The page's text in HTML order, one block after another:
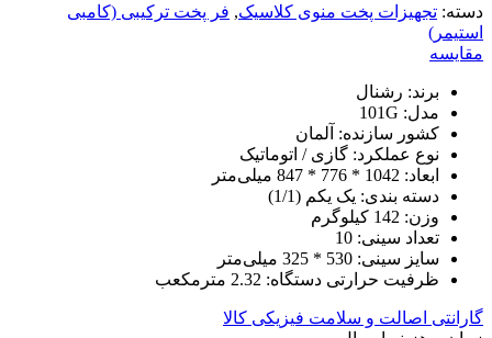
دسته: تجهیزات پخت منوی کلاسیک, فر پخت ترکیبی (کامبی
استیمر)
مقایسه
برند: رشنال
مدل: 101G
کشور سازنده: آلمان
نوع عملکرد: گازی / اتوماتیک
ابعاد: 1042 * 776 * 847 میلی‌متر
دسته بندی: یک یکم (1/1)
وزن: 142 کیلوگرم
تعداد سینی: 10
سایز سینی: 530 * 325 میلی‌متر
ظرفیت حرارتی دستگاه: 2.32 مترمکعب
گارانتی اصالت و سلامت فیزیکی کالا